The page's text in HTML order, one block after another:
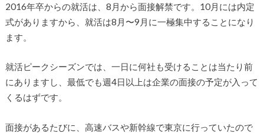
2016年卒からの就活は、8月から面接解禁です。10月には内定
式がありますから、就活は8月〜9月に一極集中することになり
ます。
就活ピークシーズンでは、一日に何社も受けることは当たり前
にありますし、最低でも週4日以上は企業の面接の予定が入って
くるはずです。
面接があるたびに、高速バスや新幹線で東京に行っていたので